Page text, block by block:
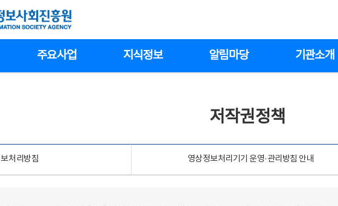
주요사업 지식정보 알림마당 기관소개
저작권정책
처리방침 영상정보처리기기 운영·관리방침 안내